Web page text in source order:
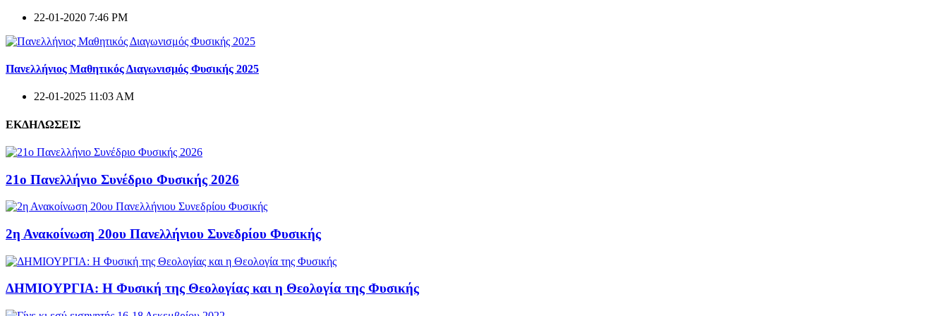
22-01-2020 7:46 PM
Πανελλήνιος Μαθητικός Διαγωνισμός Φυσικής 2025
22-01-2025 11:03 AM
ΕΚΔΗΛΩΣΕΙΣ
21ο Πανελλήνιο Συνέδριο Φυσικής 2026
2η Ανακοίνωση 20ου Πανελλήνιου Συνεδρίου Φυσικής
ΔΗΜΙΟΥΡΓΙΑ: Η Φυσική της Θεολογίας και η Θεολογία της Φυσικής